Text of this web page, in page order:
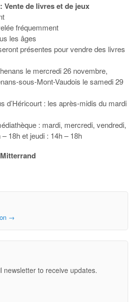
Vente de livres et de jeux
fréquemment
les âges
présentes pour vendre des livres
le mercredi 26 novembre,
sous-Mont-Vaudois le samedi 29
d’Héricourt : les après-midis du mardi
: mardi, mercredi, vendredi,
18h et jeudi : 14h – 18h
→
newsletter to receive updates.